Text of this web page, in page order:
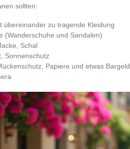
sollten:
übereinander zu tragende Kleidung
(Wanderschuhe und Sandalen)
Schal
Sonnenschutz
Papiere und etwas Bargeld